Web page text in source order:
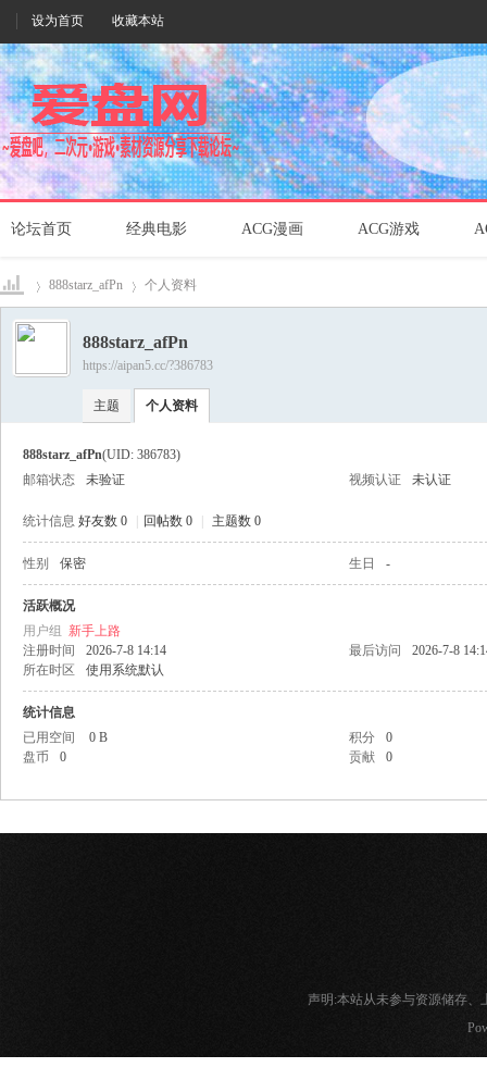
设为首页 收藏本站
论坛首页 经典电影 ACG漫画 ACG游戏
爱盘›
888starz_afPn 个人资料
888starz_afPn
https://aipan5.cc/?386783
主题 个人资料
888starz_afPn(UID: 386783)
邮箱状态
未验证 视频认证 未认证
统计信息 好友数 0 回帖数 0 主题数 0
性别 保密 生日 -
活跃概况
用户组 新手上路
注册时间
2026-7-8 14:14 最后访问
2026-7-8
所在时区
使用系统默认
统计信息
已用空间
0 B 积分
0
盘币
0 贡献 0
声明:本站从未参与资源储存、